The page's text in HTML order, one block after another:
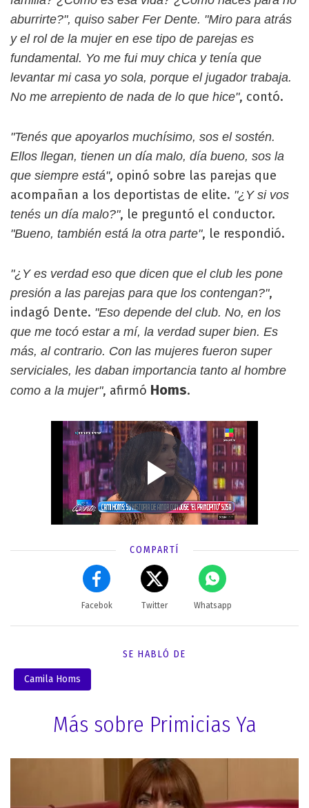
aburrirte?", quiso saber Fer Dente. "Miro para atrás
y el rol de la mujer en ese tipo de parejas es
fundamental. Yo me fui muy chica y tenía que
levantar mi casa yo sola, porque el jugador trabaja.
No me arrepiento de nada de lo que hice", contó.
"Tenés que apoyarlos muchísimo, sos el sostén.
Ellos llegan, tienen un día malo, día bueno, sos la
que siempre está", opinó sobre las parejas que
acompañan a los deportistas de elite. "¿Y si vos
tenés un día malo?", le preguntó el conductor.
"Bueno, también está la otra parte", le respondió.
"¿Y es verdad eso que dicen que el club les pone
presión a las parejas para que los contengan?",
indagó Dente. "Eso depende del club. No, en los
que me tocó estar a mí, la verdad super bien. Es
más, al contrario. Con las mujeres fueron super
serviciales, les daban importancia tanto al hombre
como a la mujer", afirmó Homs.
COMPARTÍ
Facebok Twitter Whatsapp
SE HABLÓ DE
Camila Homs
Más sobre Primicias Ya